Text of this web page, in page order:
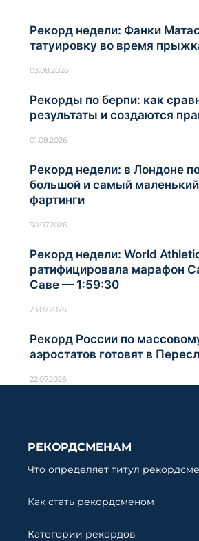
Рекорд недели: Фанки
татуировку во время
03.08.2026
Рекорды по берпи: как
результаты и создаются
01.08.2026
Рекорд недели: в Лондоне
большой и самый
фартинги
30.07.2026
Рекорд недели: World
ратифицировала марафон
Саве — 1:59:30
23.07.2026
Рекорд России по
аэростатов готовят в
22.07.2026
РЕКОРДСМЕНАМ
Что определяет титул
Как стать рекордсменом
Категории рекордов